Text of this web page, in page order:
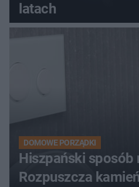
latach
DOMOWE PORZĄDKI
Hiszpański sposób
Rozpuszcza